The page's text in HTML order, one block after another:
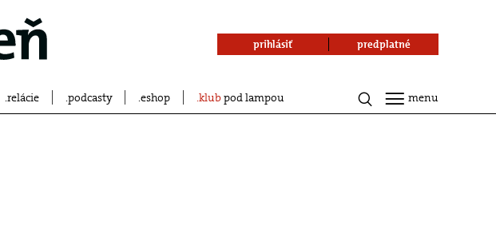
relácie podcasty eshop klubpod lampou
prihlásiť predplatné
menu